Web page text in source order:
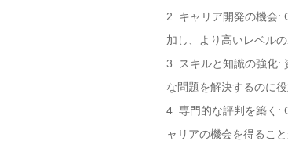
2. キャリア開発の機会:
加し、より高いレベル
3. スキルと知識の強化:
な問題を解決するのに役
4. 専門的な評判を築く:
ャリアの機会を得ること